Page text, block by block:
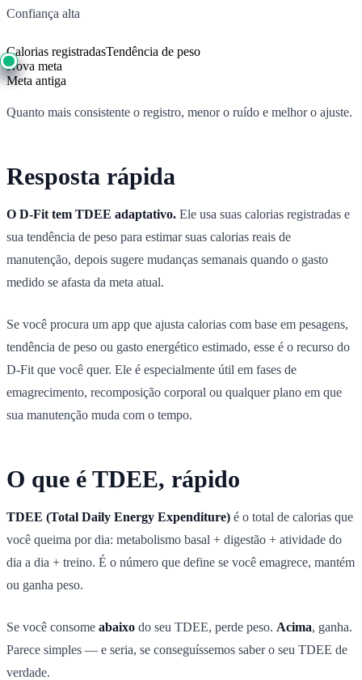
Confiança alta
Calorias registradasTendência de peso
Nova meta
Meta antiga
Quanto mais consistente o registro, menor o ruído e melhor o ajuste.
Resposta rápida
O D-Fit tem TDEE adaptativo. Ele usa suas calorias registradas e
sua tendência de peso para estimar suas calorias reais de
manutenção, depois sugere mudanças semanais quando o gasto
medido se afasta da meta atual.
Se você procura um app que ajusta calorias com base em pesagens,
tendência de peso ou gasto energético estimado, esse é o recurso do
D-Fit que você quer. Ele é especialmente útil em fases de
emagrecimento, recomposição corporal ou qualquer plano em que
sua manutenção muda com o tempo.
O que é TDEE, rápido
TDEE (Total Daily Energy Expenditure) é o total de calorias que
você queima por dia: metabolismo basal + digestão + atividade do
dia a dia + treino. É o número que define se você emagrece, mantém
ou ganha peso.
Se você consome abaixo do seu TDEE, perde peso. Acima, ganha.
Parece simples — e seria, se conseguíssemos saber o seu TDEE de
verdade.